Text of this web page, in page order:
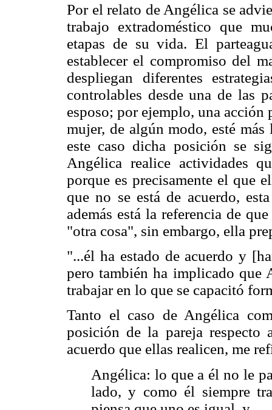
Por el relato de Angélica se
trabajo extradoméstico que
etapas de su vida. El
establecer el compromiso del
despliegan diferentes
controlables desde una de las
esposo; por ejemplo, una acción
mujer, de algún modo, esté
este caso dicha posición se
Angélica realice actividades
porque es precisamente el que
que no se está de acuerdo,
además está la referencia de
"otra cosa", sin embargo, ella
"...él ha estado de acuerdo y
pero también ha implicado que
trabajar en lo que se capacitó
Tanto el caso de Angélica
posición de la pareja
acuerdo que ellas realicen, me
Angélica: lo que a él no le
lado, y como él siempre